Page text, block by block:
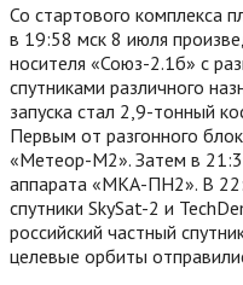
Со стартового комплекса
в 19:58 мск 8 июля
носителя «Союз-2.1б» с
спутниками различного
запуска стал 2,9-тонный
Первым от разгонного
«Метеор-М2». Затем в
аппарата «МКА-ПН2». В
спутники SkySat-2 и
российский частный
целевые орбиты